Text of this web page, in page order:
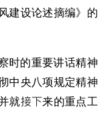
建设论述摘编》的
时的重要讲话精神
中央八项规定精神
就接下来的重点工